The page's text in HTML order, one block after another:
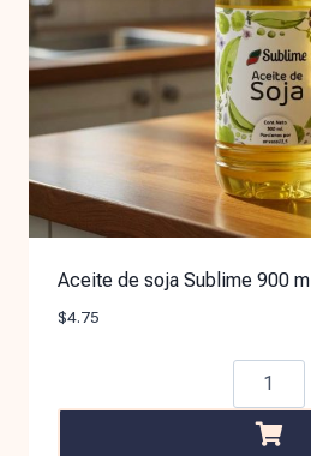
Aceite de soja Sublime 900 ml
$4.75